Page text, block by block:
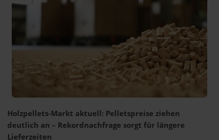
Holzpellets-Markt aktuell: Pelletspreise ziehen
deutlich an – Rekordnachfrage sorgt für längere
Lieferzeiten